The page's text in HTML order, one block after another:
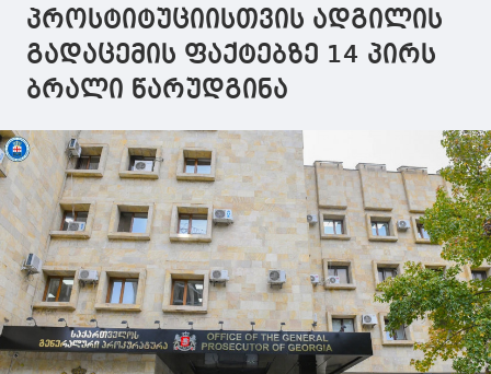
პროსტიტუციისთვის ადგილის
გადაცემის ფაქტებზე 14 პირს
ბრალი წარუდგინა